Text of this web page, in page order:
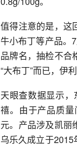
值得注意的是，这
牛小布丁等产品。
品牌名，抽检不合
“大布丁”而已，伊
天眼查数据显示
禧。由于产品质
元。产品涉及凯丽
乌乐久成立于